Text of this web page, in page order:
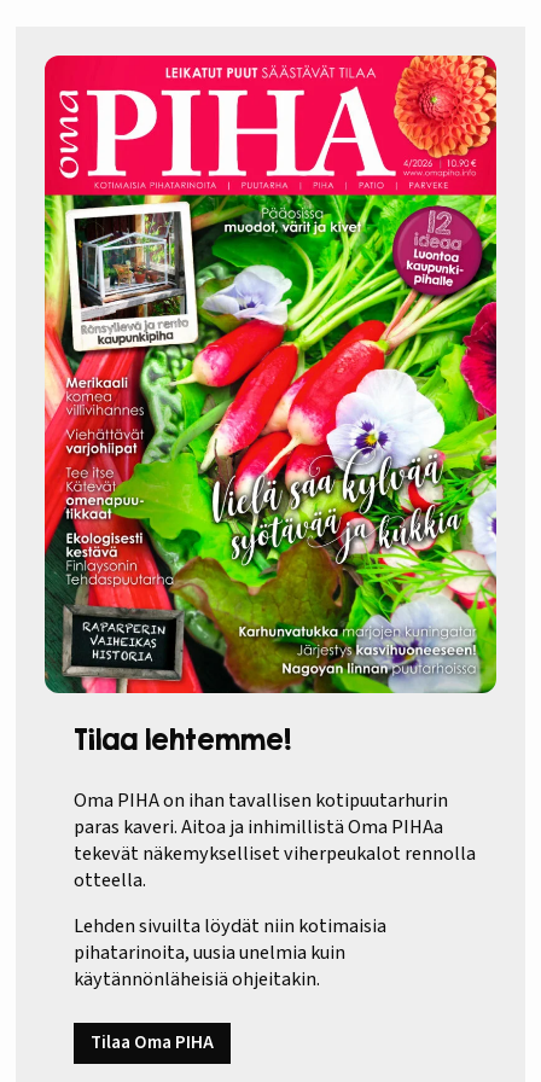
Tilaa lehtemme!
Oma PIHA on ihan tavallisen kotipuutarhurin
paras kaveri. Aitoa ja inhimillistä Oma PIHAa
tekevät näkemykselliset viherpeukalot rennolla
otteella.
Lehden sivuilta löydät niin kotimaisia
pihatarinoita, uusia unelmia kuin
käytännönläheisiä ohjeitakin.
Tilaa Oma PIHA